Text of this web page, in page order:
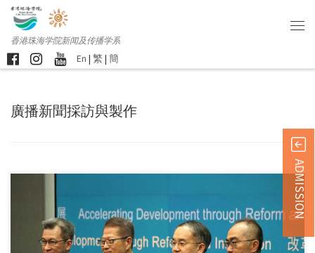
香港珠海学院新闻及传播学系
En | 繁 | 簡
廣播新聞採訪與製作
ADMISSION